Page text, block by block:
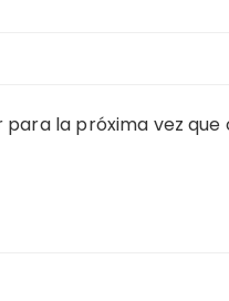
la próxima vez que